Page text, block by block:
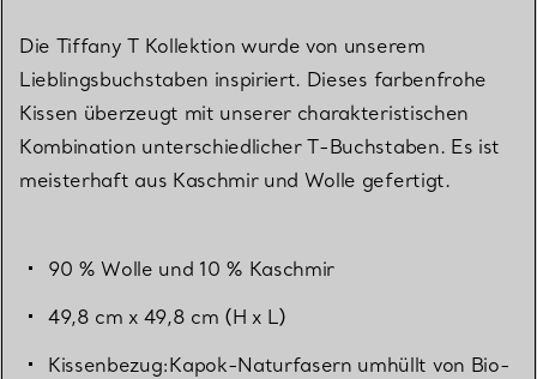
Die Tiffany T Kollektion wurde von unserem
Lieblingsbuchstaben inspiriert. Dieses farbenfrohe
Kissen überzeugt mit unserer charakteristischen
Kombination unterschiedlicher T-Buchstaben. Es ist
meisterhaft aus Kaschmir und Wolle gefertigt.
90 % Wolle und 10 % Kaschmir
49,8 cm x 49,8 cm (H x L)
Kissenbezug:Kapok-Naturfasern umhüllt von Bio-